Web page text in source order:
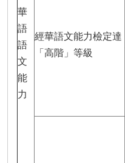
華
語
語
文
能
力
經華語文能力檢定達
「高階」等級